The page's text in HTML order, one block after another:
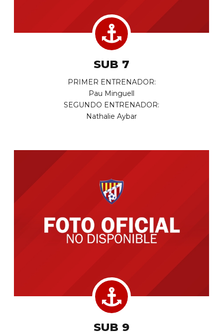
SUB 7
PRIMER ENTRENADOR:
Pau Minguell
SEGUNDO ENTRENADOR:
Nathalie Aybar
SUB 9